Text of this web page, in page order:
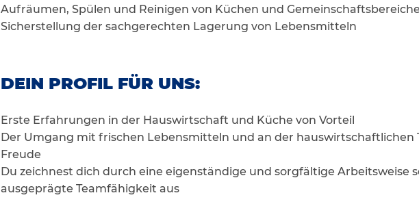
Aufräumen, Spülen und Reinigen von Küchen und
Sicherstellung der sachgerechten Lagerung von Lebensmitteln
DEIN PROFIL FÜR UNS:
Erste Erfahrungen in der Hauswirtschaft und Küche von Vorteil
Der Umgang mit frischen Lebensmitteln und an der hauswirtschaftlichen
Freude
Du zeichnest dich durch eine eigenständige und sorgfältige Arbeitsweise
ausgeprägte Teamfähigkeit aus